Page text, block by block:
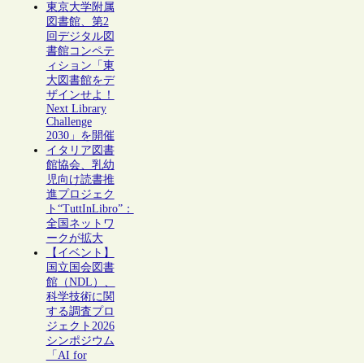
東京大学附属
図書館、第2
回デジタル図
書館コンペテ
ィション「東
大図書館をデ
ザインせよ！
Next Library
Challenge
2030」を開催
イタリア図書
館協会、乳幼
児向け読書推
進プロジェク
ト“TuttInLibro”：
全国ネットワ
ークが拡大
【イベント】
国立国会図書
館（NDL）、
科学技術に関
する調査プロ
ジェクト2026
シンポジウム
「AI for